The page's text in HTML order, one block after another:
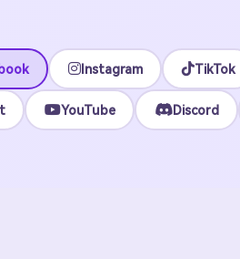
Instagram TikTok
YouTube Discord